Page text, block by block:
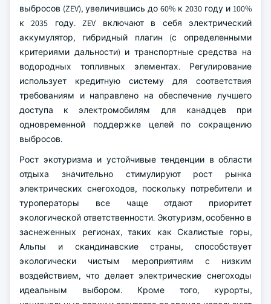
выбросов (ZEV), увеличившись до 60% к 2030 году и 100%
к 2035 году. ZEV включают в себя электрический
аккумулятор, гибридный плагин (с определенными
критериями дальности) и транспортные средства на
водородных топливных элементах. Регулирование
использует кредитную систему для соответствия
требованиям и направлено на обеспечение лучшего
доступа к электромобилям для канадцев при
одновременной поддержке целей по сокращению
выбросов.
Рост экотуризма и устойчивые тенденции в области
отдыха значительно стимулируют рост рынка
электрических снегоходов, поскольку потребители и
туроператоры все чаще отдают приоритет
экологической ответственности. Экотуризм, особенно в
заснеженных регионах, таких как Скалистые горы,
Альпы и скандинавские страны, способствует
экологически чистым мероприятиям с низким
воздействием, что делает электрические снегоходы
идеальным выбором. Кроме того, курорты,